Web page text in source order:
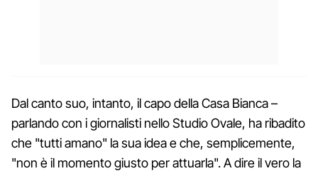
Dal canto suo, intanto, il capo della Casa Bianca –
parlando con i giornalisti nello Studio Ovale, ha ribadito
che "tutti amano" la sua idea e che, semplicemente,
"non è il momento giusto per attuarla". A dire il vero la